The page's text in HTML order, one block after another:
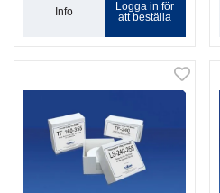
Info
Logga in för
att beställa